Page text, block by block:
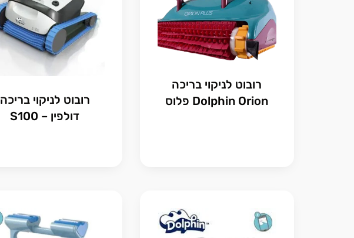
רובוט לניקוי בריכה
Dolphin Orion פלוס
רובוט לניקוי בריכה
דולפין – S100